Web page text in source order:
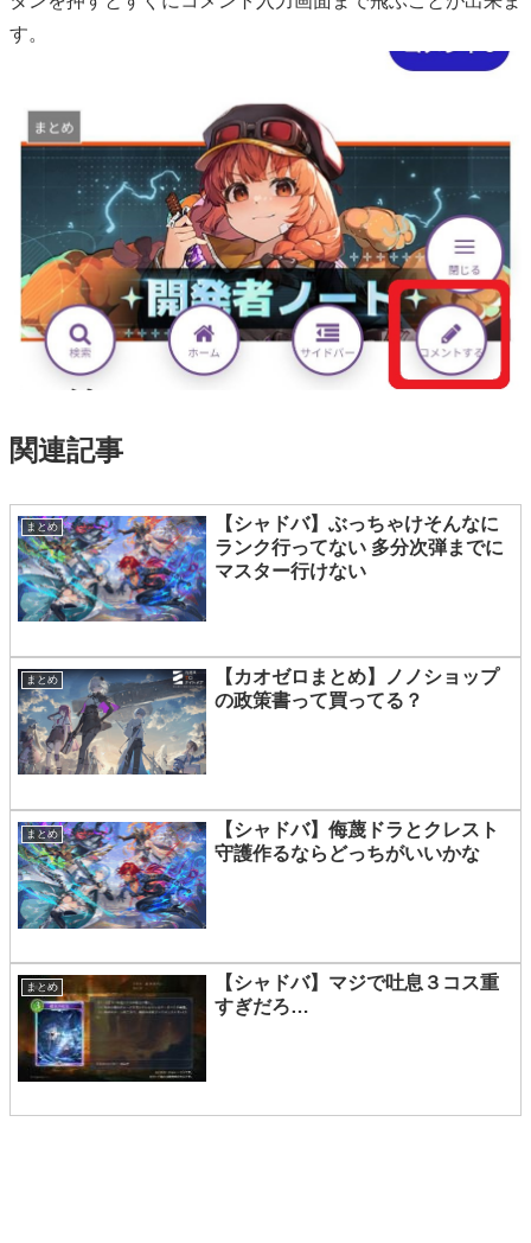
す。
関連記事
まとめ
【シャドバ】ぶっちゃけそんなに
ランク行ってない 多分次弾までに
マスター行けない
まとめ
【カオゼロまとめ】ノノショップ
の政策書って買ってる？
まとめ
【シャドバ】侮蔑ドラとクレスト
守護作るならどっちがいいかな
まとめ
【シャドバ】マジで吐息３コス重
すぎだろ…